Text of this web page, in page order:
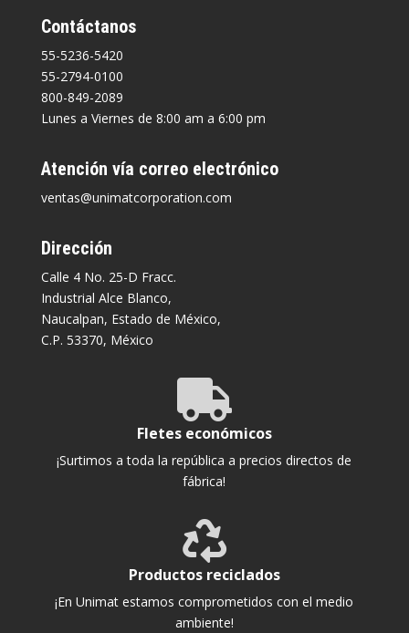
Contáctanos
55-5236-5420
55-2794-0100
800-849-2089
Lunes a Viernes de 8:00 am a 6:00 pm
Atención vía correo electrónico
ventas@unimatcorporation.com
Dirección
Calle 4 No. 25-D Fracc.
Industrial Alce Blanco,
Naucalpan, Estado de México,
C.P. 53370, México

Fletes económicos
¡Surtimos a toda la república a precios directos de
fábrica!

Productos reciclados
¡En Unimat estamos comprometidos con el medio
ambiente!